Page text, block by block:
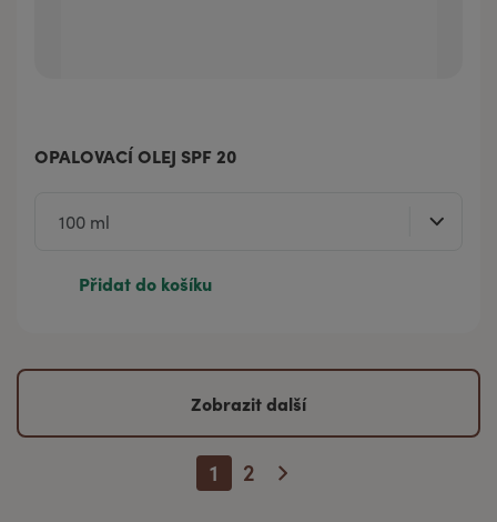
OPALOVACÍ OLEJ SPF 20
Přidat do košíku
Zobrazit další
1 2